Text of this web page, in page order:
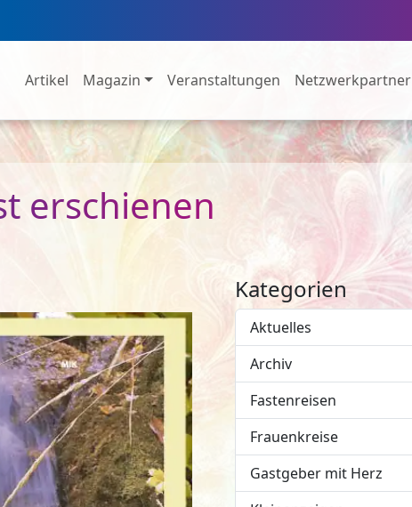
Artikel Magazin Veranstaltungen Netzwerkpartner
erschienen
Kategorien
Aktuelles
Archiv
Fastenreisen
Frauenkreise
Gastgeber mit Herz